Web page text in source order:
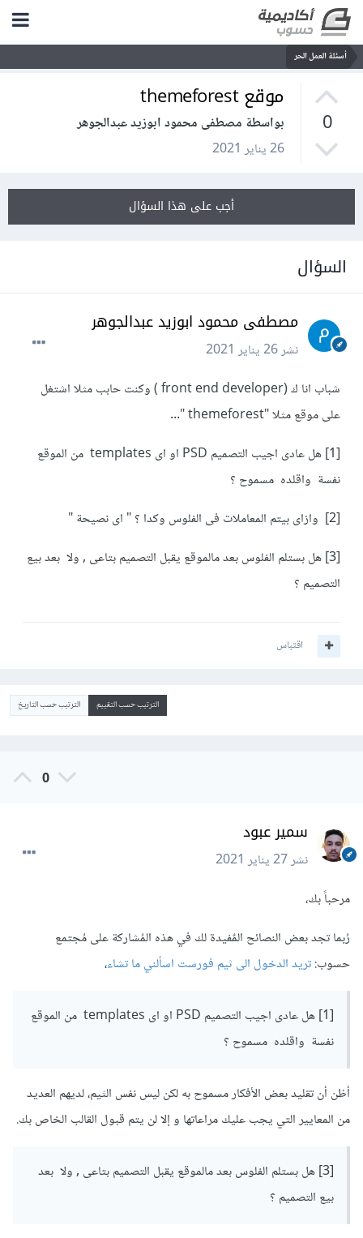
أسئلة العمل الحر
0
موقع themeforest
بواسطة مصطفى محمود ابوزيد عبدالجوهر
26 يناير 2021
أجب على هذا السؤال
السؤال
مصطفى محمود ابوزيد عبدالجوهر
نشر26 يناير 2021
شباب انا ك (front end developer ) وكنت حابب مثلا اشتغل
على موقع مثلا "themeforest "...
[1] هل عادى اجيب التصميم PSD او اى templates من الموقع
نفسة واقلده مسموح ؟
[3] هل بستلم الفلوس بعد مالموقع يقبل التصميم بتاعى , ولا بعد بيع
التصميم ؟
اقتباس
الترتيب حسب التقييم الترتيب حسب التاريخ
0
سمير عبود
نشر27 يناير 2021
مرحباً بك،
رُبما تجد بعض النصائح المٌفيدة لك في هذه المُشاركة على مُجتمع
حسوب:تريد الدخول الى ثيم فورست اسألني ما تشاء،
[1] هل عادى اجيب التصميم PSD او اى templates من الموقع
نفسة واقلده مسموح ؟
أظن أن تقليد بعض الأفكار مسموح به لكن ليس نفس الثيم، لديهم العديد
من المعايير التي يجب عليك مراعاتها و إلا لن يتم قبول القالب الخاص بك.
[3] هل بستلم الفلوس بعد مالموقع يقبل التصميم بتاعى , ولا بعد
بيع التصميم ؟